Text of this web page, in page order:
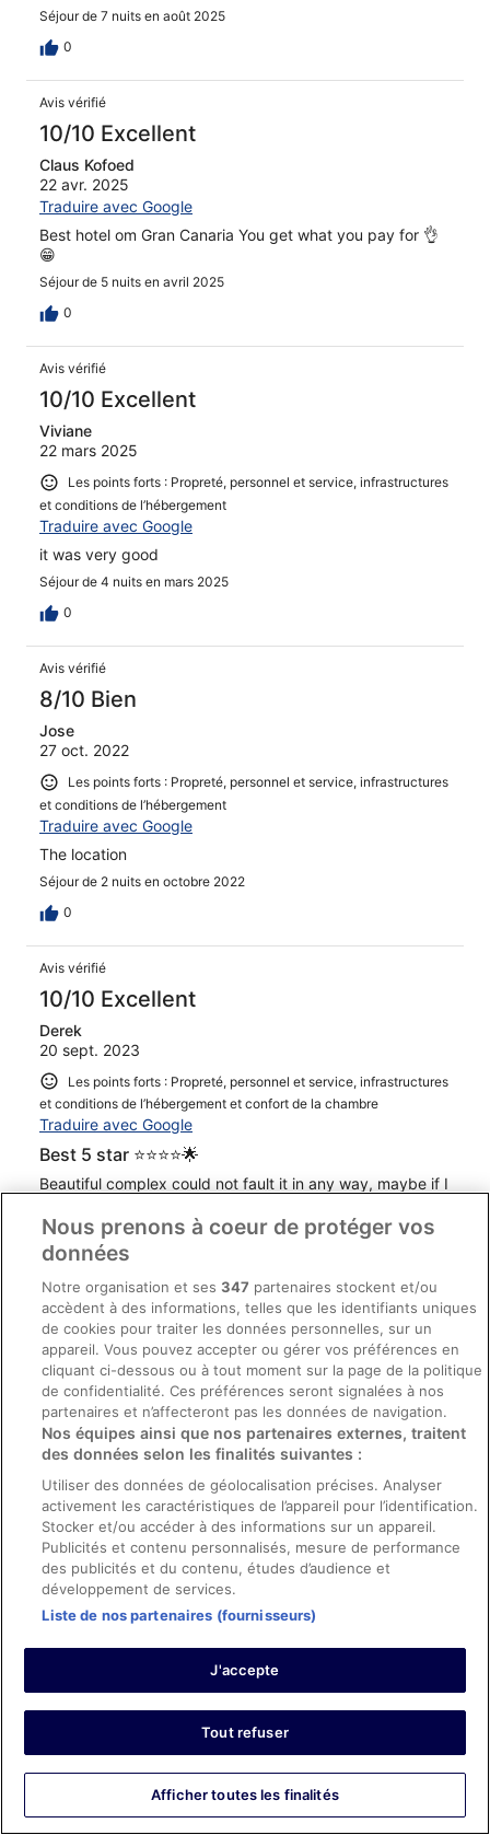
Séjour de 7 nuits en août 2025
0
Avis vérifié
10/10 Excellent
Claus Kofoed
22 avr. 2025
Traduire avec Google
Best hotel om Gran Canaria You get what you pay for 👌
😁
Séjour de 5 nuits en avril 2025
0
Avis vérifié
10/10 Excellent
Viviane
22 mars 2025
Les points forts : Propreté, personnel et service, infrastructures
et conditions de l’hébergement
Traduire avec Google
it was very good
Séjour de 4 nuits en mars 2025
0
Avis vérifié
8/10 Bien
Jose
27 oct. 2022
Les points forts : Propreté, personnel et service, infrastructures
et conditions de l’hébergement
Traduire avec Google
The location
Séjour de 2 nuits en octobre 2022
0
Avis vérifié
10/10 Excellent
Derek
20 sept. 2023
Les points forts : Propreté, personnel et service, infrastructures
et conditions de l’hébergement et confort de la chambre
Traduire avec Google
Best 5 star ⭐️⭐️⭐️⭐️🌟
Beautiful complex could not fault it in any way, maybe if I
slightly older person bet that’s it food staff & grounds
were all amazing.
0
Avis vérifié
10/10 Excellent
Voyageur vérifié
25 mars 2023
et conditions de l’hébergement et confort de la chambre
Traduire avec Google
It was simply fabulous
Séjour de 5 nuits en mars 2023
10/10 Excellent
Les points forts : Propreté, personnel et service, infrastructures
et conditions de l’hébergement et confort de la chambre
Traduire avec Google
Nous prenons à coeur de protéger vos
données
Notre organisation et ses347 partenaires stockent et/ou
accèdent à des informations, telles que les identifiants uniques
de cookies pour traiter les données personnelles, sur un
appareil. Vous pouvez accepter ou gérer vos préférences en
cliquant ci-dessous ou à tout moment sur la page de la politique
de confidentialité. Ces préférences seront signalées à nos
partenaires et n’affecteront pas les données de navigation.
Nos équipes ainsi que nos partenaires externes, traitent
des données selon les finalités suivantes :
Utiliser des données de géolocalisation précises. Analyser
activement les caractéristiques de l’appareil pour l’identification.
Stocker et/ou accéder à des informations sur un appareil.
Publicités et contenu personnalisés, mesure de performance
des publicités et du contenu, études d’audience et
développement de services.
Liste de nos partenaires (fournisseurs)
J'accepte
Tout refuser
Afficher toutes les finalités